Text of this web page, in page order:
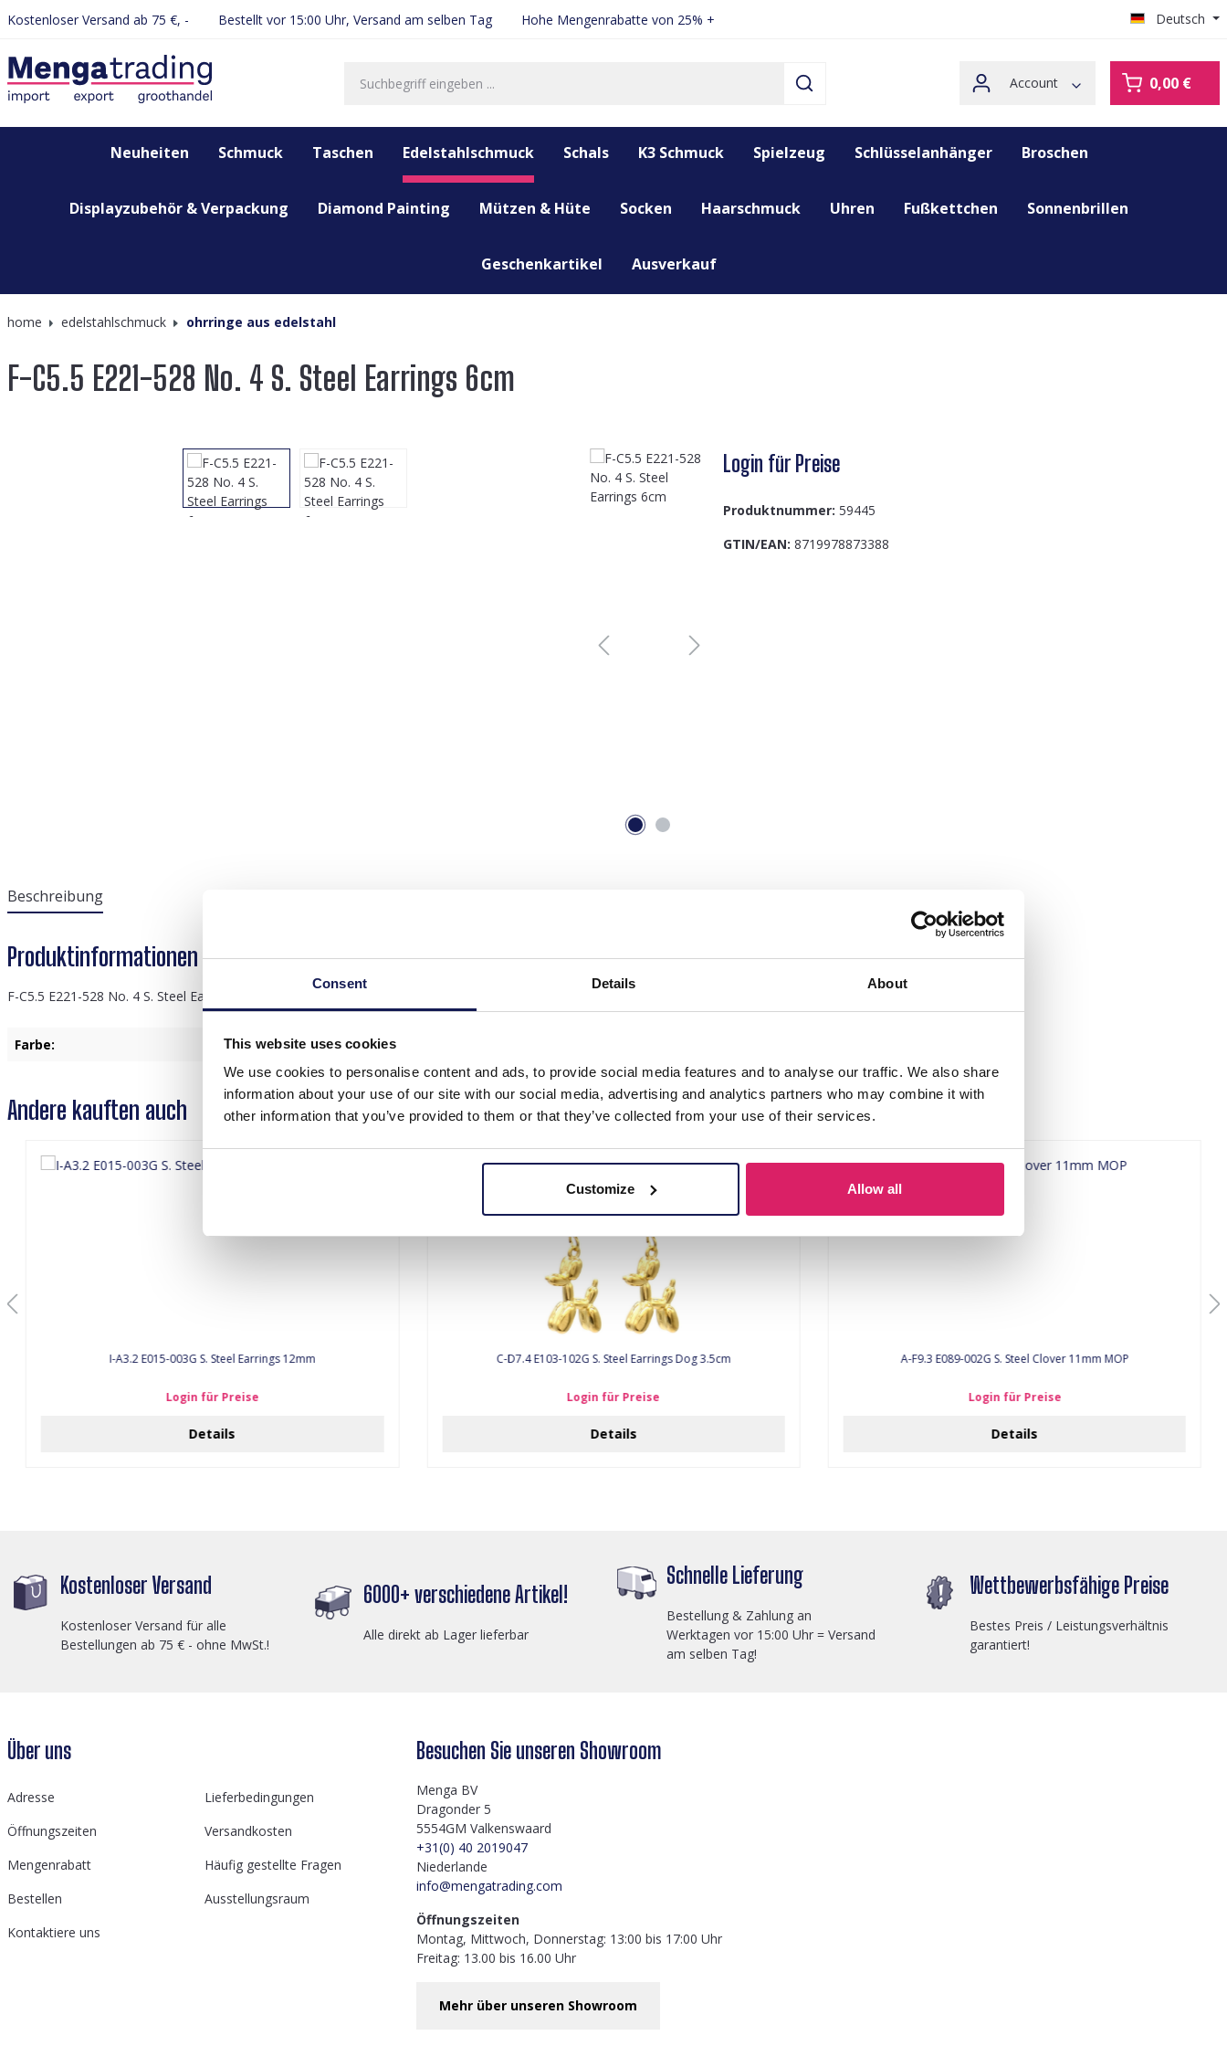
Consent Details About
This website uses cookies
We use cookies to personalise content and ads, to provide social media features and to analyse our traffic. We also share
information about your use of our site with our social media, advertising and analytics partners who may combine it with
other information that you’ve provided to them or that they’ve collected from your use of their services.
Customize Allow all
Zur Hauptnavigation springen
Kostenloser Versand ab 75 €, - Bestellt vor 15:00 Uhr, Versand am selben Tag Hohe Mengenrabatte von 25% + Deutsch
Account 0,00 €
Neuheiten Schmuck Taschen Edelstahlschmuck Schals K3 Schmuck Spielzeug Schlüsselanhänger Broschen
Displayzubehör & Verpackung Diamond Painting Mützen & Hüte Socken Haarschmuck Uhren Fußkettchen Sonnenbrillen
Geschenkartikel Ausverkauf
home edelstahlschmuck ohrringe aus edelstahl
F-C5.5 E221-528 No. 4 S. Steel Earrings 6cm
Login für Preise
Produktnummer: 59445
GTIN/EAN: 8719978873388
Beschreibung
Produktinformationen "F-C5.5 E221-528 No. 4 S. Steel Earrings 6cm"
F-C5.5 E221-528 No. 4 S. Steel Earrings 6cm
Farbe: Blau
Andere kauften auch
I-A3.2 E015-003G S. Steel Earrings 12mm
Login für Preise
Details
C-D7.4 E103-102G S. Steel Earrings Dog 3.5cm
Login für Preise
Details
A-F9.3 E089-002G S. Steel Clover 11mm MOP
Login für Preise
Details
Kostenloser Versand
Kostenloser Versand für alle
Bestellungen ab 75 € - ohne MwSt.!
6000+ verschiedene Artikel!
Alle direkt ab Lager lieferbar
Schnelle Lieferung
Bestellung & Zahlung an
Werktagen vor 15:00 Uhr = Versand
am selben Tag!
Wettbewerbsfähige Preise
Bestes Preis / Leistungsverhältnis
garantiert!
Über uns
Adresse
Lieferbedingungen
Öffnungszeiten
Versandkosten
Mengenrabatt
Häufig gestellte Fragen
Bestellen
Ausstellungsraum
Kontaktiere uns
Besuchen Sie unseren Showroom
Menga BV
Dragonder 5
5554GM Valkenswaard
+31(0) 40 2019047
Niederlande
info@mengatrading.com
Öffnungszeiten
Montag, Mittwoch, Donnerstag: 13:00 bis 17:00 Uhr
Freitag: 13.00 bis 16.00 Uhr
Mehr über unseren Showroom